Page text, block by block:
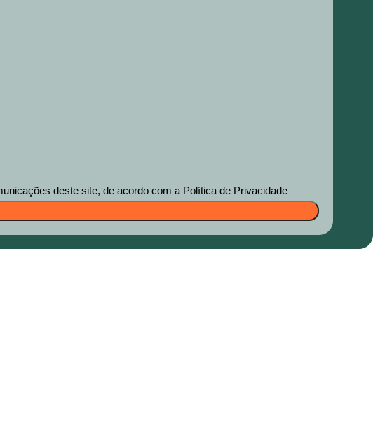
deste site, de acordo com a Política de Privacidade